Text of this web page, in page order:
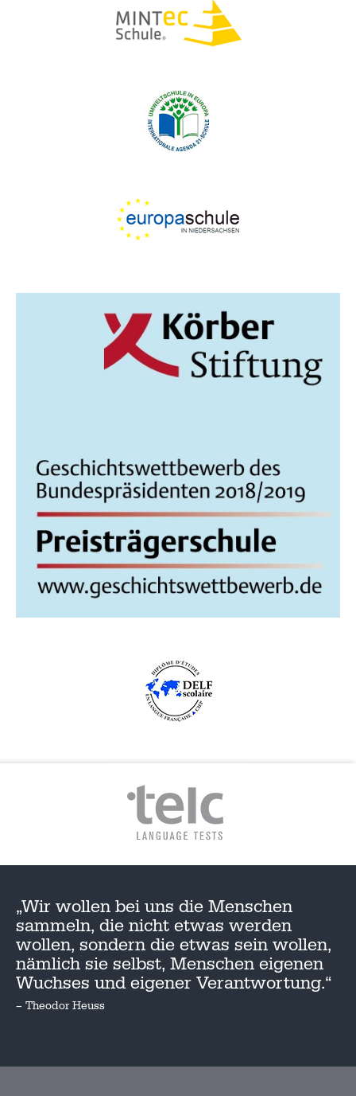
„Wir wollen bei uns die Menschen
sammeln, die nicht etwas werden
wollen, sondern die etwas sein wollen,
nämlich sie selbst, Menschen eigenen
Wuchses und eigener Verantwortung.“
– Theodor Heuss